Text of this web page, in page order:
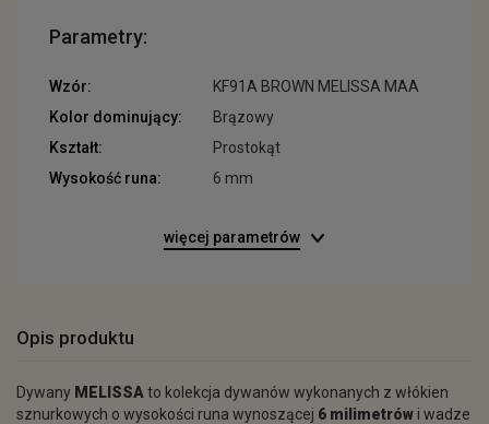
Parametry:
Wzór:
KF91A BROWN MELISSA MAA
Kolor dominujący:
Brązowy
Kształt:
Prostokąt
Wysokość runa:
6 mm
więcej parametrów
Opis produktu
Dywany MELISSA to kolekcja dywanów wykonanych z włókien
sznurkowych o wysokości runa wynoszącej 6 milimetrów i wadze